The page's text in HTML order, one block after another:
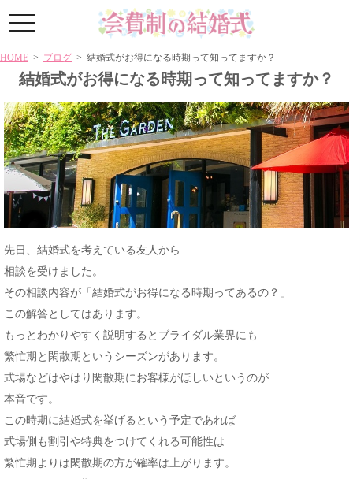
toggle
navigation
HOME > ブログ > 結婚式がお得になる時期って知ってますか？
結婚式がお得になる時期って知ってますか？
先日、結婚式を考えている友人から
相談を受けました。
その相談内容が「結婚式がお得になる時期ってあるの？」
この解答としてはあります。
もっとわかりやすく説明するとブライダル業界にも
繁忙期と閑散期というシーズンがあります。
式場などはやはり閑散期にお客様がほしいというのが
本音です。
この時期に結婚式を挙げるという予定であれば
式場側も割引や特典をつけてくれる可能性は
繁忙期よりは閑散期の方が確率は上がります。